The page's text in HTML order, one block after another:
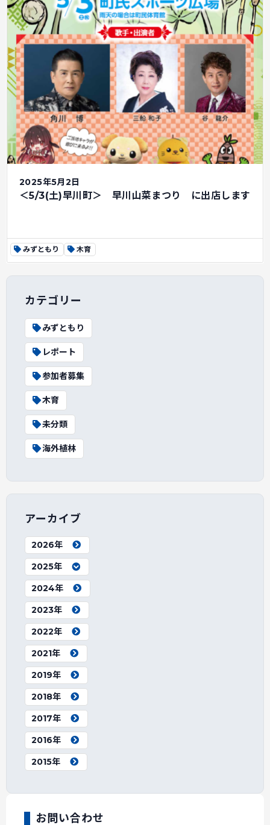
2025年5月2日
＜5/3(土)早川町＞ 早川山菜まつり に出店します
みずともり 木育
カテゴリー
みずともり
レポート
参加者募集
木育
未分類
海外植林
アーカイブ
2026年
2025年
2024年
2023年
2022年
2021年
2019年
2018年
2017年
2016年
2015年
お問い合わせ